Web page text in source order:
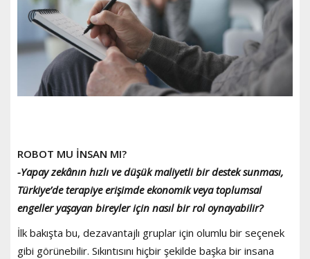
ROBOT MU İNSAN MI?
-Yapay zekânın hızlı ve düşük maliyetli bir destek sunması,
Türkiye’de terapiye erişimde ekonomik veya toplumsal
engeller yaşayan bireyler için nasıl bir rol oynayabilir?
İlk bakışta bu, dezavantajlı gruplar için olumlu bir seçenek
gibi görünebilir. Sıkıntısını hiçbir şekilde başka bir insana